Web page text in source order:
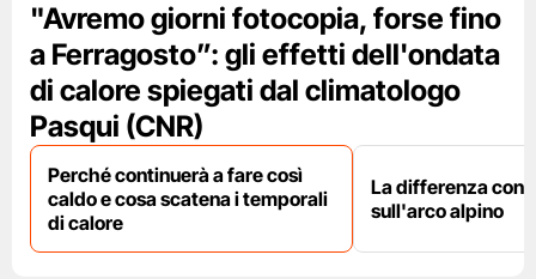
"Avremo giorni fotocopia, forse fino
a Ferragosto”: gli effetti dell'ondata
di calore spiegati dal climatologo
Pasqui (CNR)
Perché continuerà a fare così
caldo e cosa scatena i temporali
di calore
La differenza con
sull'arco alpino